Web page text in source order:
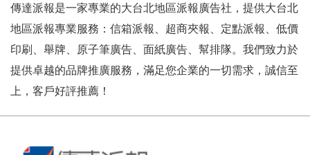
傳達派報是一家專業的大台北地區派報廣告社，提供大台北
地區派報專業服務：信箱派報、超商夾報、定點派報、低價
印刷、舉牌、原子筆廣告、面紙廣告、幫排隊。我們致力於
提供卓越的品牌推廣服務，滿足您企業的一切需求，誠信至
上，客戶好評推薦！